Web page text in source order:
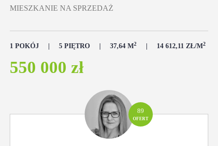
MIESZKANIE NA SPRZEDAŻ
1 POKÓJ 5 PIĘTRO 37,64 M2 14 612,11 ZŁ/M2
550 000 zł
89
OFERT